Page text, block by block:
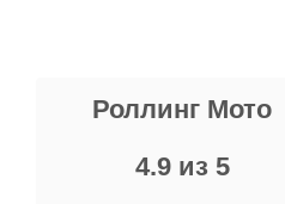
Роллинг Мото
4.9 из 5